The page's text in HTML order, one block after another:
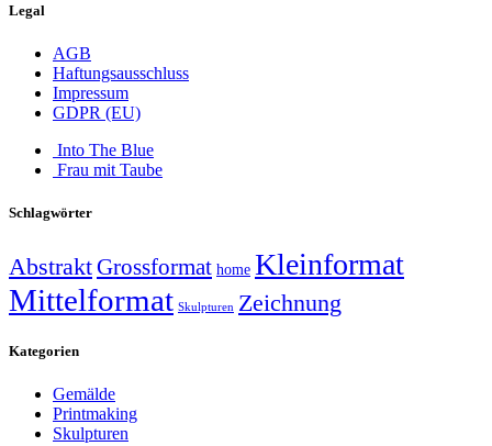
Legal
AGB
Haftungsausschluss
Impressum
GDPR (EU)
Into The Blue
Frau mit Taube
Schlagwörter
AbstraktGrossformat home Kleinformat
Mittelformat Skulpturen Zeichnung
Kategorien
Gemälde
Printmaking
Skulpturen